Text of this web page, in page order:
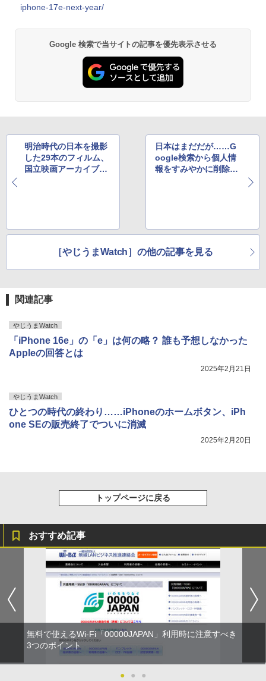
iphone-17e-next-year/
Google 検索で当サイトの記事を優先表示させる
明治時代の日本を撮影
した29本のフィルム、
国立映画アーカイブの
日本はまだだが……G
oogle検索から個人情
報をすみやかに削除す
［やじうまWatch］の他の記事を見る
関連記事
やじうまWatch
「iPhone 16e」の「e」は何の略？ 誰も予想しなかった
Appleの回答とは
2025年2月21日
やじうまWatch
ひとつの時代の終わり……iPhoneのホームボタン、iPh
one SEの販売終了でついに消滅
2025年2月20日
トップページに戻る
おすすめ記事
無料で使えるWi-Fi「00000JAPAN」利用時に注意すべき
3つのポイント
● ● ●